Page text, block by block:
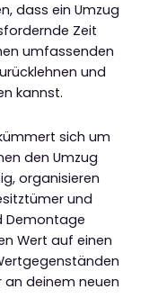
dass ein Umzug
Zeit
umfassenden
und
kannst.
sich um
den Umzug
organisieren
und
Demontage
Wert auf einen
deinem neuen